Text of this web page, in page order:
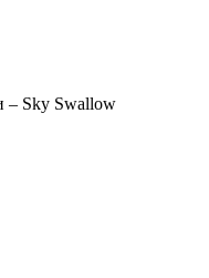
– Sky Swallow